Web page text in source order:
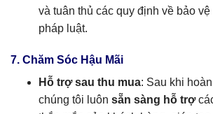
và tuân thủ các quy định về bảo
pháp luật.
7. Chăm Sóc Hậu Mãi
Hỗ trợ sau thu mua: Sau khi
chúng tôi luôn sẵn sàng hỗ trợ